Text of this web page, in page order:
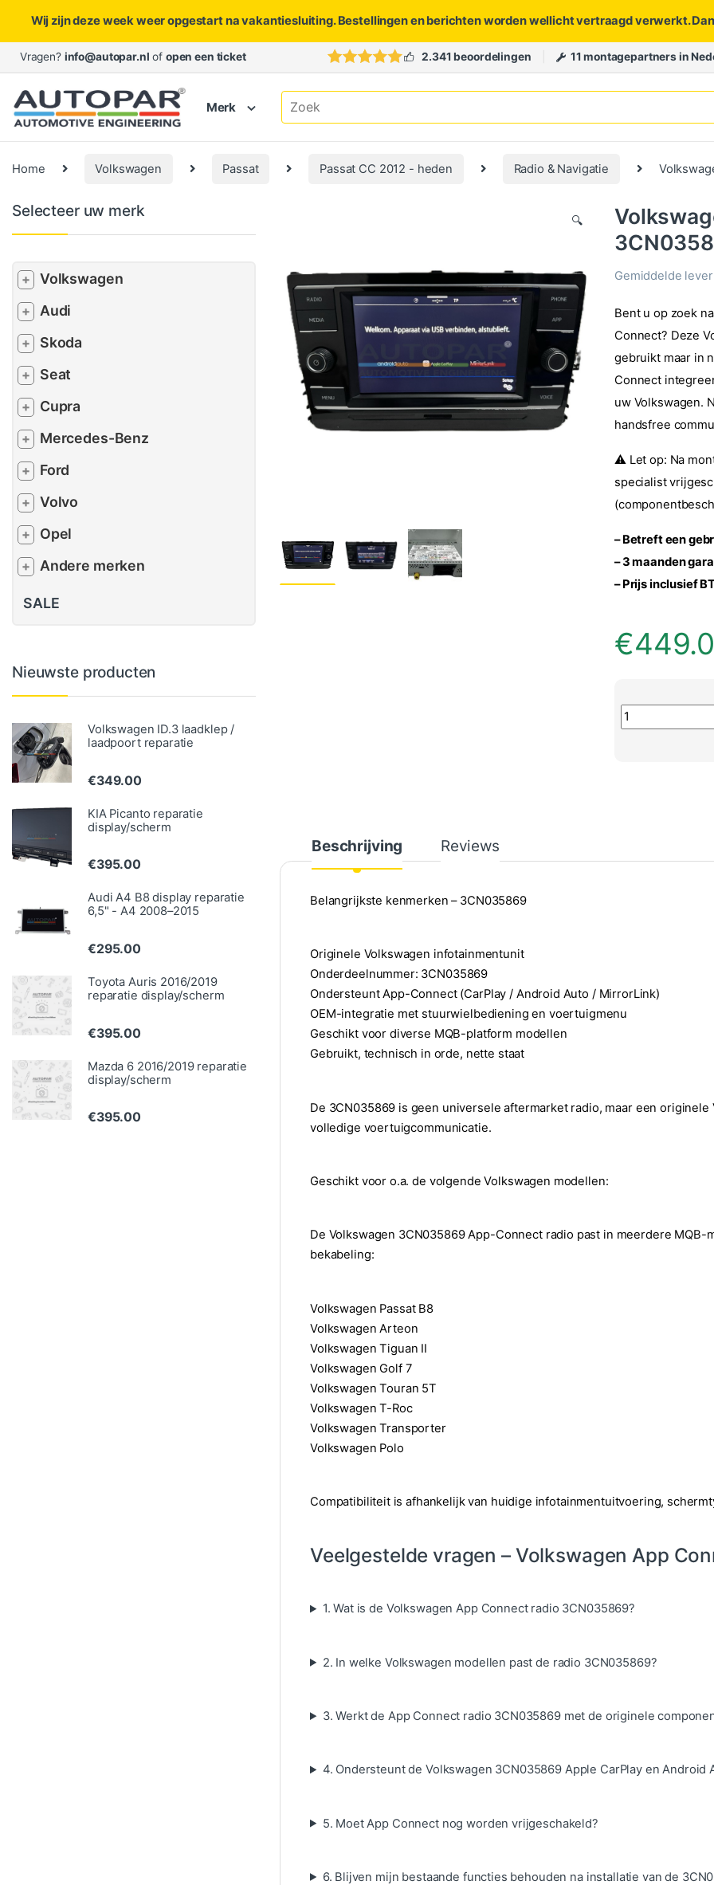
Wij zijn deze week weer opgestart na vakantiesluiting. Bestellingen en berichten worden wellicht vertraagd verwerkt.
Skip to navigation
Skip to content
Vragen? info@autopar.nl of open een ticket 2.341 beoordelingen 11 montagepartners in
Merk
Search for:
Home Volkswagen Passat Passat CC 2012 - heden Radio & Navigatie
🔍
Gemiddelde
Bent u op zoek
Connect? Deze
gebruikt maar in
Connect
uw Volkswagen.
handsfree
⚠️ Let op: Na
specialist
– Betreft een
– 3 maanden
– Prijs inclusief
€
Volkswagen
Beschrijving Reviews
Belangrijkste kenmerken – 3CN035869
Originele Volkswagen infotainmentunit
Onderdeelnummer: 3CN035869
Ondersteunt App-Connect (CarPlay / Android Auto / MirrorLink)
OEM-integratie met stuurwielbediening en voertuigmenu
Geschikt voor diverse MQB-platform modellen
Gebruikt, technisch in orde, nette staat
De 3CN035869 is geen universele aftermarket radio, maar een
volledige voertuigcommunicatie.
Geschikt voor o.a. de volgende Volkswagen modellen:
De Volkswagen 3CN035869 App-Connect radio past in meerdere
bekabeling:
Volkswagen Passat B8
Volkswagen Arteon
Volkswagen Tiguan II
Volkswagen Golf 7
Volkswagen Touran 5T
Volkswagen T-Roc
Volkswagen Transporter
Volkswagen Polo
Compatibiliteit is afhankelijk van huidige infotainmentuitvoering,
Veelgestelde vragen – Volkswagen App
1. Wat is de Volkswagen App Connect radio 3CN035869?
2. In welke Volkswagen modellen past de radio 3CN035869?
3. Werkt de App Connect radio 3CN035869 met de originele
4. Ondersteunt de Volkswagen 3CN035869 Apple CarPlay en Android
5. Moet App Connect nog worden vrijgeschakeld?
6. Blijven mijn bestaande functies behouden na installatie van de
Selecteer uw merk
+ Volkswagen
+ Audi
+ Skoda
+ Seat
+ Cupra
+ Mercedes-Benz
+ Ford
+ Volvo
+ Opel
+ Andere merken
SALE
Nieuwste producten
Volkswagen ID.3 laadklep /
laadpoort reparatie
€349.00
KIA Picanto reparatie
display/scherm
€395.00
Audi A4 B8 display reparatie
6,5" - A4 2008–2015
€295.00
Toyota Auris 2016/2019
reparatie display/scherm
€395.00
Mazda 6 2016/2019 reparatie
display/scherm
€395.00